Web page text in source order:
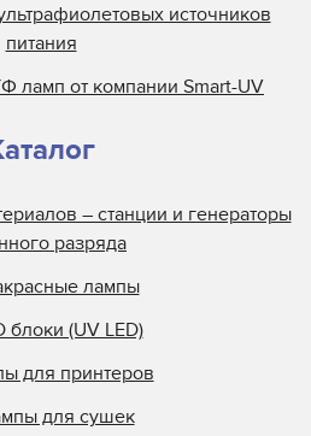
источников
питания
ламп от компании Smart-UV
– станции и генераторы
разряда
лампы
блоки (UV LED)
для принтеров
для сушек